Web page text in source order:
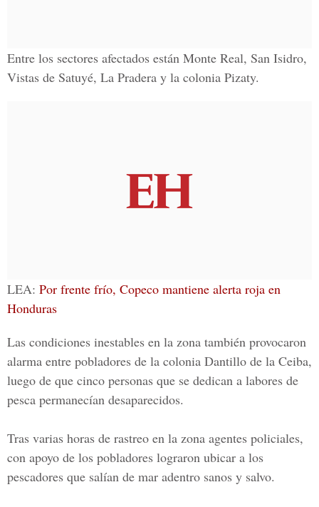
Entre los sectores afectados están Monte Real, San Isidro,
Vistas de Satuyé, La Pradera y la colonia Pizaty.
LEA: Por frente frío, Copeco mantiene alerta roja en
Honduras
Las condiciones inestables en la zona también provocaron
alarma entre pobladores de la colonia Dantillo de la Ceiba,
luego de que cinco personas que se dedican a labores de
pesca permanecían desaparecidos.
Tras varias horas de rastreo en la zona agentes policiales,
con apoyo de los pobladores lograron ubicar a los
pescadores que salían de mar adentro sanos y salvo.